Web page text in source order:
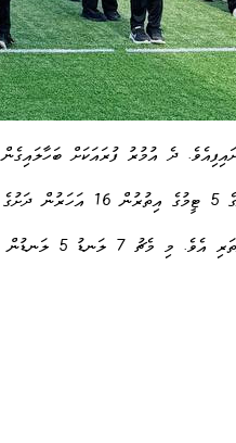
ޓީމުގެ ޖާޒީ ނަންބަރ 7 ، މަރްޔަމް ސަނާޔާ ޝާމިހުއެެވެ.